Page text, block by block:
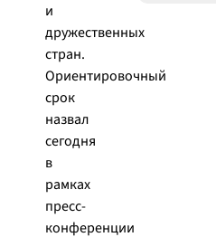
и
дружественных
стран.
Ориентировочный
срок
назвал
сегодня
в
рамках
пресс-
конференции